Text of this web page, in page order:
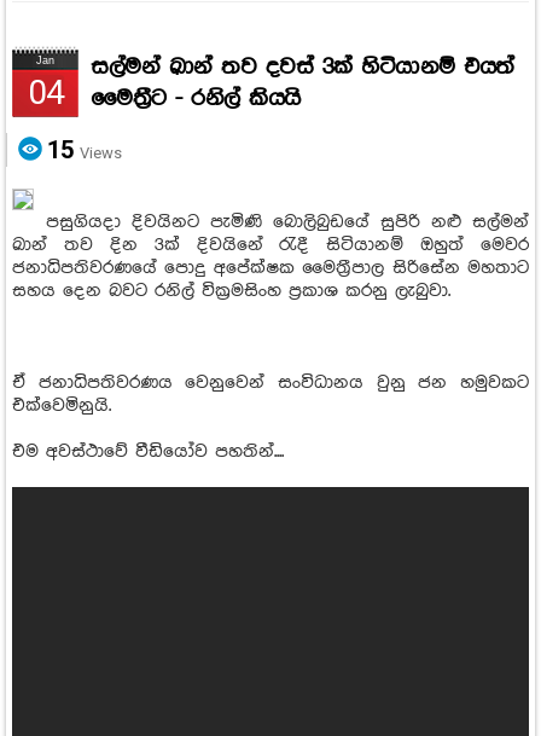
Jan
04
සල්මන් ඛාන් තව දවස් 3ක් හිටියානම් එයත්
මෛත්‍රීට - රනිල් කියයි
15 Views
පසුගියදා දිවයිනට පැමිණි බොලිබුඩයේ සුපිරි නළු සල්මන්
ඛාන් තව දින 3ක් දිවයිනේ රැදී සිටියානම් ඔහුත් මෙවර
ජනාධිපතිවරණයේ පොදු අපේක්ෂක මෛත්‍රීපාල සිරිසේන මහතාට
සහය දෙන බවට රනිල් වික්‍රමසිංහ ප්‍රකාශ කරනු ලැබුවා.
ඒ ජනාධිපතිවරණය වෙනුවෙන් සංවිධානය වුනු ජන හමුවකට
එක්වෙමිනුයි.
එම අවස්ථාවේ වීඩියෝව පහතින්....